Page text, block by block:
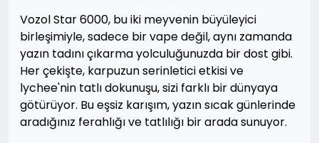
Vozol Star 6000, bu iki meyvenin büyüleyici
birleşimiyle, sadece bir vape değil, aynı zamanda
yazın tadını çıkarma yolculuğunuzda bir dost gibi.
Her çekişte, karpuzun serinletici etkisi ve
lychee'nin tatlı dokunuşu, sizi farklı bir dünyaya
götürüyor. Bu eşsiz karışım, yazın sıcak günlerinde
aradığınız ferahlığı ve tatlılığı bir arada sunuyor.